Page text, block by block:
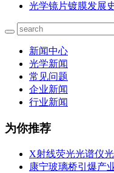
光学镜片镀膜发展
新闻中心
光学新闻
常见问题
企业新闻
行业新闻
为你推荐
X射线荧光光谱仪
康宁玻璃桥引爆产